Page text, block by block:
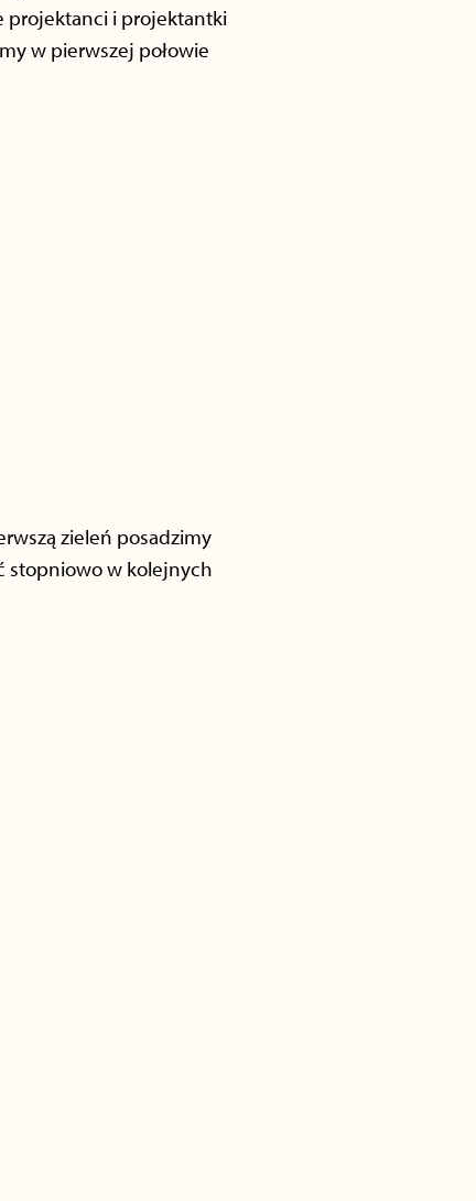
i projektantki
w pierwszej połowie
zieleń posadzimy
stopniowo w kolejnych